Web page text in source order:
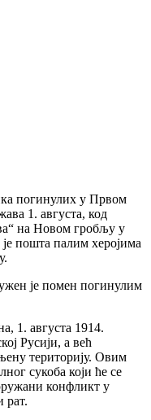
погинулих у Првом
1. августа, код
на Новом гробљу у
пошта палим херојима
је помен погинулим
1. августа 1914.
Русији, а већ
територију. Овим
сукоба који ће се
конфликт у
рат.